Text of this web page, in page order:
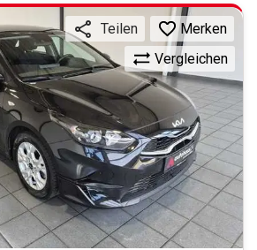
Vergleichen
Teilen Merken